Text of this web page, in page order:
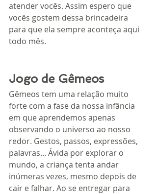
atender vocês. Assim espero que
vocês gostem dessa brincadeira
para que ela sempre aconteça aqui
todo mês.
Jogo de Gêmeos
Gêmeos tem uma relação muito
forte com a fase da nossa infância
em que aprendemos apenas
observando o universo ao nosso
redor. Gestos, passos, expressões,
palavras... Ávida por explorar o
mundo, a criança tenta andar
inúmeras vezes, mesmo depois de
cair e falhar. Ao se entregar para